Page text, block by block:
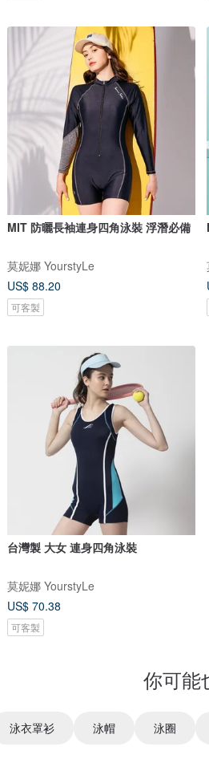
MIT 防曬長袖連身四角泳裝 浮潛必備
莫妮娜 YourstyLe
US$ 88.20
可客製
台灣製 大女 連身四角泳裝
莫妮娜 YourstyLe
US$ 70.38
可客製
你可能
泳衣罩衫 泳帽 泳圈